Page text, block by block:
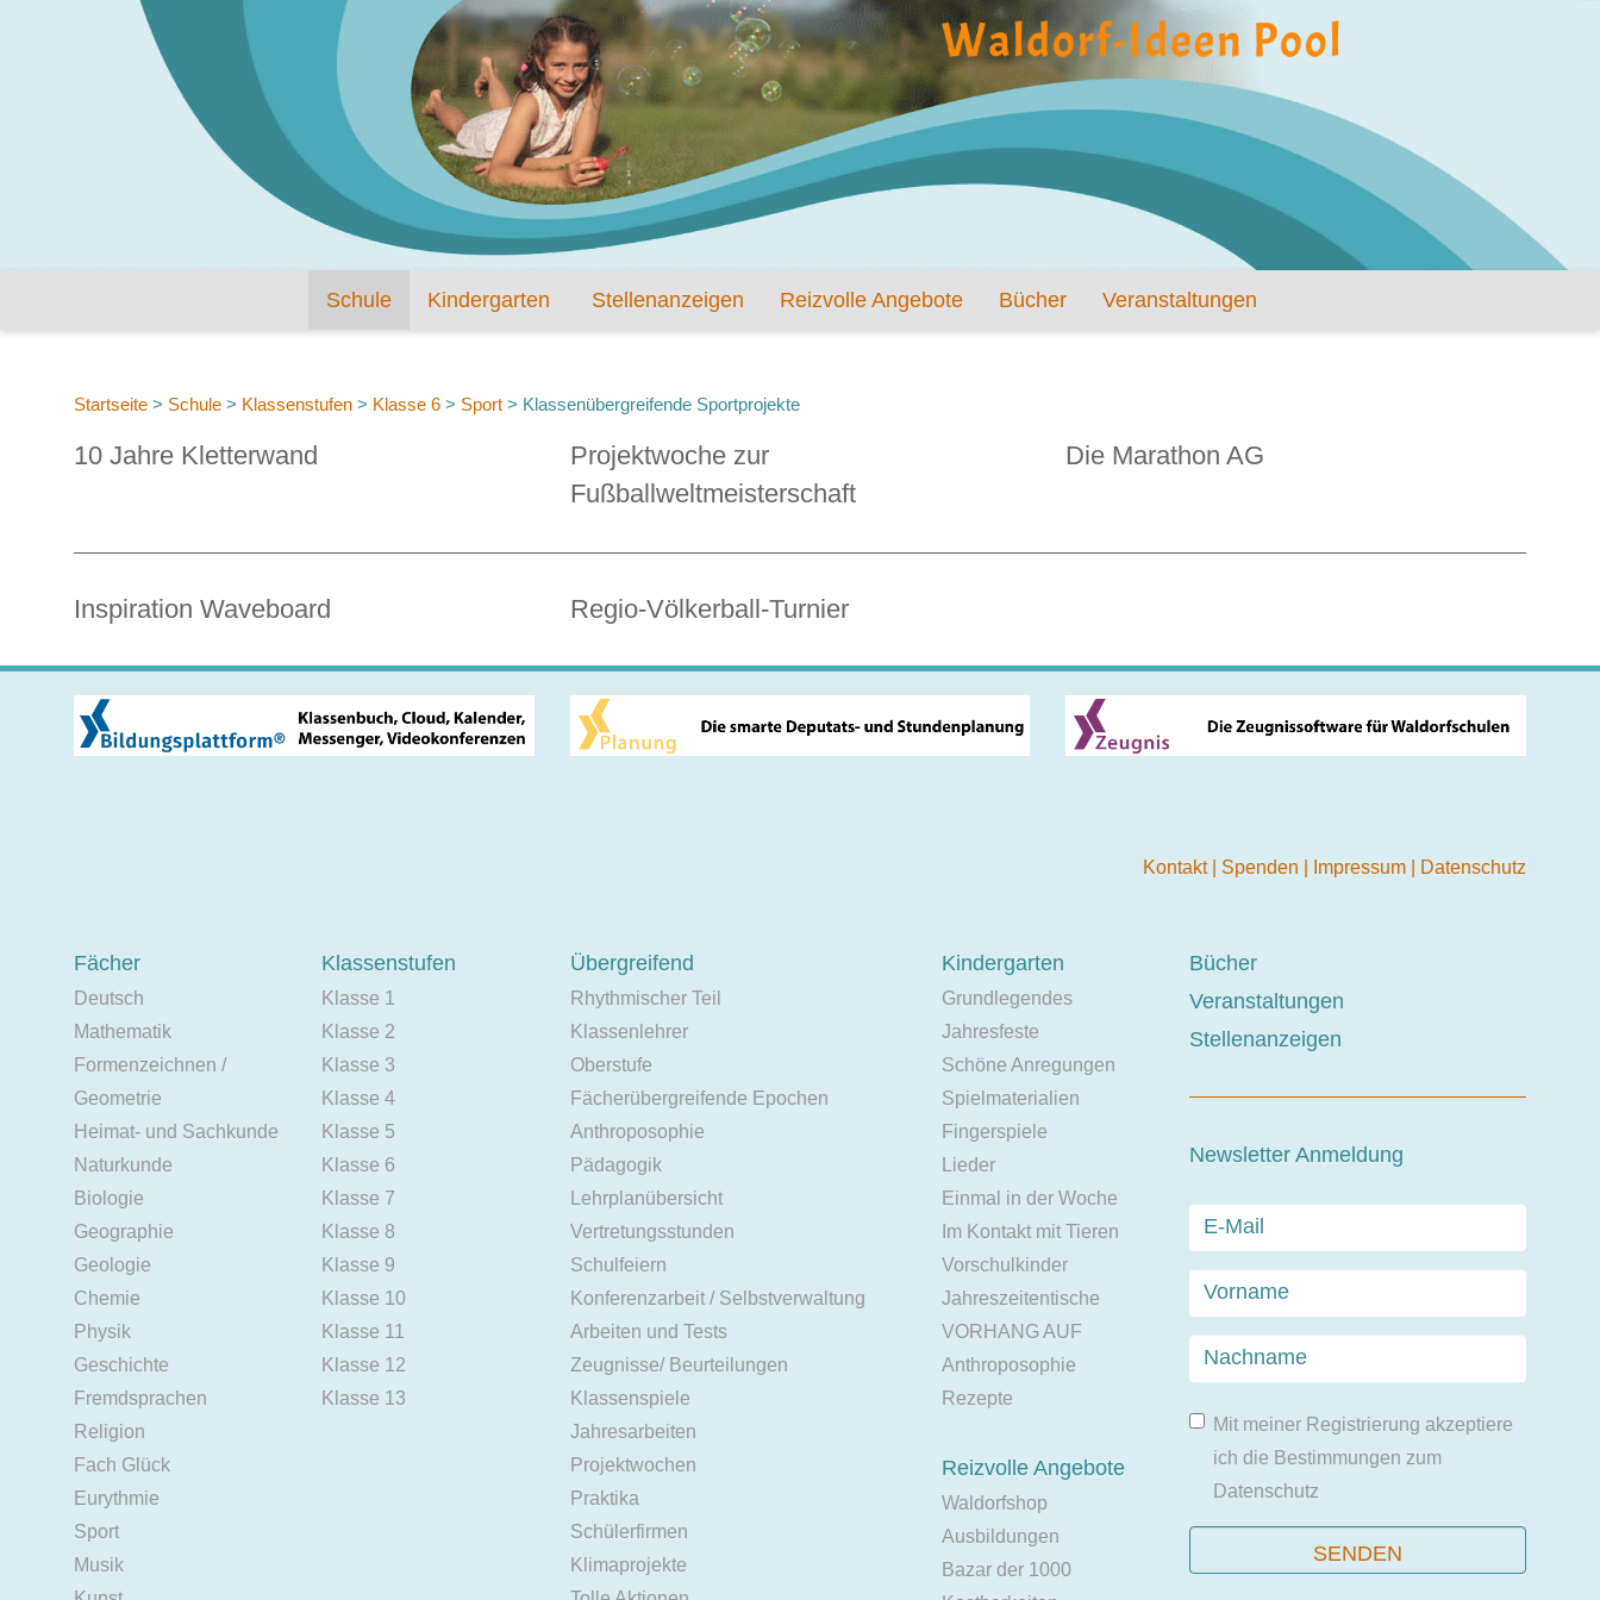
Schule Kindergarten Stellenanzeigen Reizvolle Angebote Bücher Veranstaltungen
Startseite > Schule > Klassenstufen > Klasse 6 > Sport > Klassenübergreifende Sportprojekte
10 Jahre Kletterwand
Projektwoche zur
Fußballweltmeisterschaft
Die Marathon AG
Inspiration Waveboard Regio-Völkerball-Turnier
Kontakt Spenden Impressum Datenschutz
Fächer
Deutsch
Mathematik
Formenzeichnen /
Geometrie
Heimat- und Sachkunde
Naturkunde
Biologie
Geographie
Geologie
Chemie
Physik
Geschichte
Fremdsprachen
Religion
Fach Glück
Eurythmie
Sport
Musik
Klassenstufen
Klasse 1
Klasse 2
Klasse 3
Klasse 4
Klasse 5
Klasse 6
Klasse 7
Klasse 8
Klasse 9
Klasse 10
Klasse 11
Klasse 12
Klasse 13
Übergreifend
Rhythmischer Teil
Klassenlehrer
Oberstufe
Fächerübergreifende Epochen
Anthroposophie
Pädagogik
Lehrplanübersicht
Vertretungsstunden
Schulfeiern
Konferenzarbeit / Selbstverwaltung
Arbeiten und Tests
Zeugnisse/ Beurteilungen
Klassenspiele
Jahresarbeiten
Projektwochen
Praktika
Schülerfirmen
Klimaprojekte
Kindergarten
Grundlegendes
Jahresfeste
Schöne Anregungen
Spielmaterialien
Fingerspiele
Lieder
Einmal in der Woche
Im Kontakt mit Tieren
Vorschulkinder
Jahreszeitentische
VORHANG AUF
Anthroposophie
Rezepte
Reizvolle Angebote
Waldorfshop
Ausbildungen
Bazar der 1000
Bücher
Veranstaltungen
Stellenanzeigen
Newsletter Anmeldung
Mit meiner Registrierung akzeptiere
ich die Bestimmungen zum
Datenschutz